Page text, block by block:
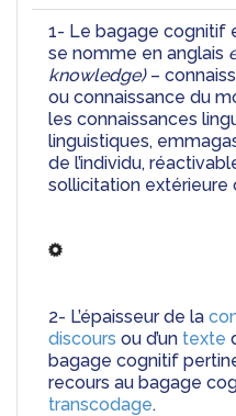
1- Le bagage cognitif
se nomme en anglais
knowledge) –
ou connaissance du
les connaissances
linguistiques,
de l’individu,
sollicitation extérieure
2- L’épaisseur de la
discours ou d’un texte
bagage cognitif
recours au bagage
transcodage.